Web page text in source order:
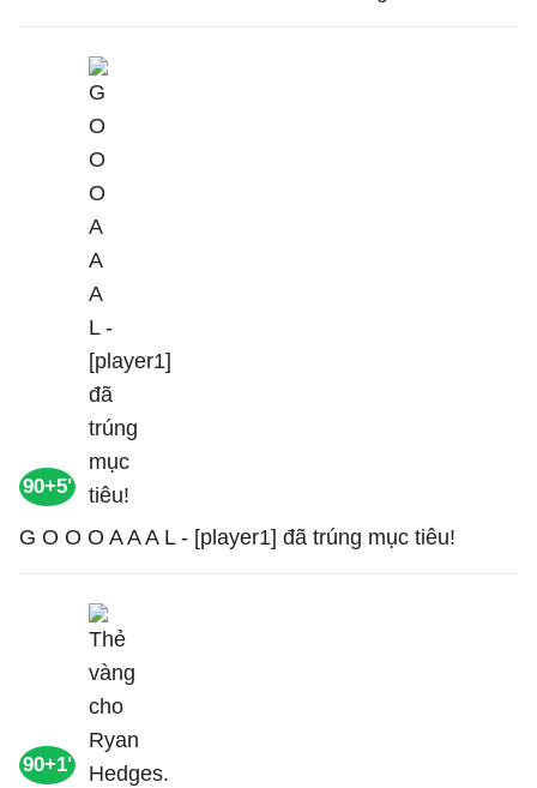
90+5'
G O O O A A A L - [player1] đã trúng mục tiêu!
90+1'